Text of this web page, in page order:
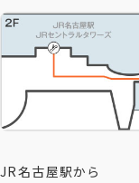
JR名古屋駅から